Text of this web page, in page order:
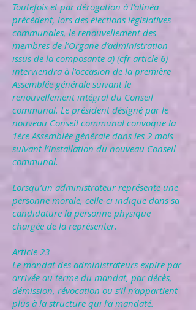
Toutefois et par dérogation à l’alinéa
précédent, lors des élections législatives
communales, le renouvellement des
membres de l’Organe d’administration
issus de la composante a) (cfr article 6)
interviendra à l’occasion de la première
Assemblée générale suivant le
renouvellement intégral du Conseil
communal. Le président désigné par le
nouveau Conseil communal convoque la
1ère Assemblée générale dans les 2 mois
suivant l’installation du nouveau Conseil
communal.
Lorsqu’un administrateur représente une
personne morale, celle-ci indique dans sa
candidature la personne physique
chargée de la représenter.
Article 23
Le mandat des administrateurs expire par
arrivée au terme du mandat, par décès,
démission, révocation ou s’il n’appartient
plus à la structure qui l’a mandaté.